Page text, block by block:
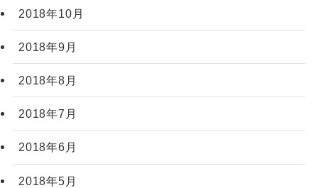
2018年10月
2018年9月
2018年8月
2018年7月
2018年6月
2018年5月